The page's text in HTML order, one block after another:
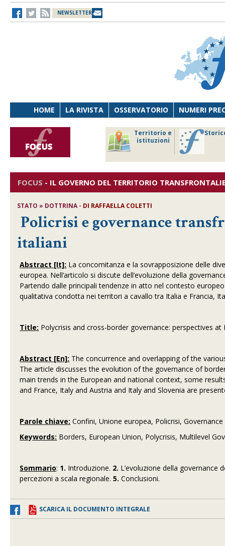
NEWSLETTER
HOME LA RIVISTA OSSERVATORIO NUMERI
Territorio e
istituzioni
FOCUS - IL GOVERNO DEL TERRITORIO
STATO » DOTTRINA - DI RAFFAELLA COLETTI
Policrisi e governance
italiani
Abstract [It]: La concomitanza e la sovrapposizione delle
europea. Nell’articolo si discute dell’evoluzione della
Partendo dalle principali tendenze in atto nel contesto
qualitativa condotta nei territori a cavallo tra Italia e Francia,
Title: Polycrisis and cross-border governance: perspectives at
Abstract [En]: The concurrence and overlapping of the
The article discusses the evolution of the governance of
main trends in the European and national context, some
and France, Italy and Austria and Italy and Slovenia are
Parole chiave: Confini, Unione europea, Policrisi,
Keywords: Borders, European Union, Polycrisis, Multilevel
Sommario: 1. Introduzione. 2. L’evoluzione della governance
percezioni a scala regionale.5.Conclusioni.
SCARICA IL DOCUMENTO INTEGRALE